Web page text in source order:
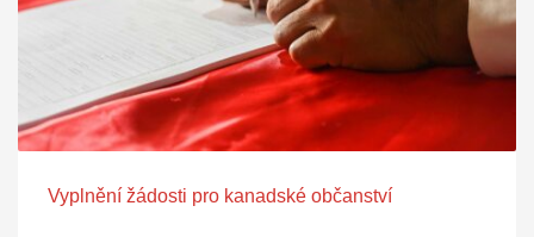
Vyplnění žádosti pro kanadské občanství